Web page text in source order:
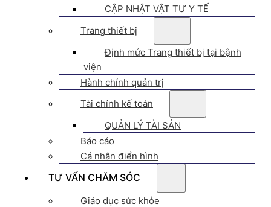
CẬP NHẬT VẬT TƯ Y TẾ
Trang thiết bị
Định mức Trang thiết bị tại bệnh
viện
Hành chính quản trị
Tài chính kế toán
QUẢN LÝ TÀI SẢN
Báo cáo
Cá nhân điển hình
TƯ VẤN CHĂM SÓC
Giáo dục sức khỏe